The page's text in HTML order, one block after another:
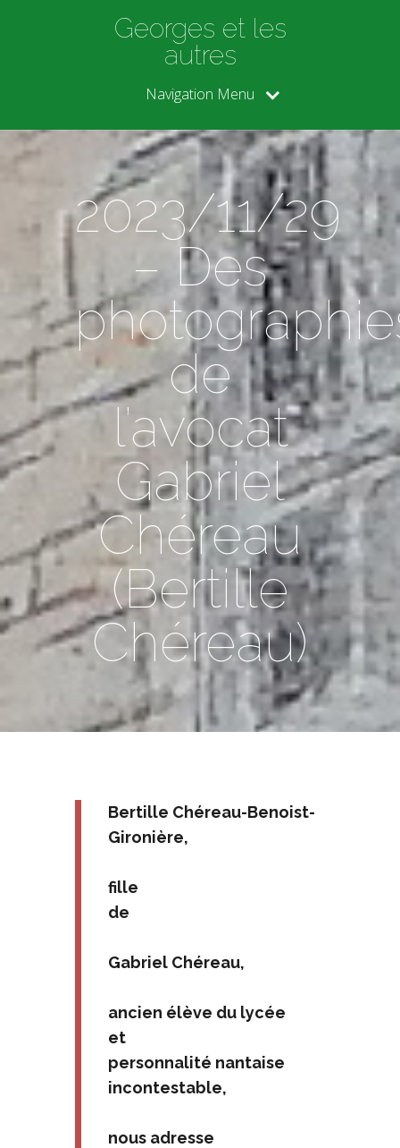
Georges et les
autres
Navigation Menu
2023/11/29
– Des
de
l’avocat
Gabriel
Chéreau
(Bertille
Chéreau)
Bertille Chéreau-Benoist-
Gironière,
fille
de
Gabriel Chéreau,
ancien élève du lycée
et
personnalité nantaise
incontestable,
nous adresse